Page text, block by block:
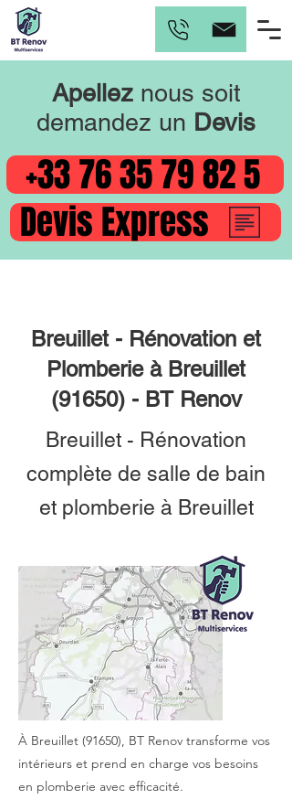
Apelleznous soit
demandez un Devis
+33 76 35 79 82 5
Devis Express
Breuillet - Rénovation et
Plomberie à Breuillet
(91650) - BT Renov
Breuillet - Rénovation
complète de salle de bain
et plomberie à Breuillet
À Breuillet (91650), BT Renov transforme vos
intérieurs et prend en charge vos besoins
en plomberie avec efficacité.